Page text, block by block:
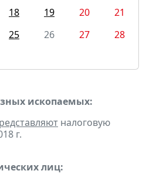
18 19 20
21
25 26 27
28
ископаемых:
налоговую
г.
лиц: